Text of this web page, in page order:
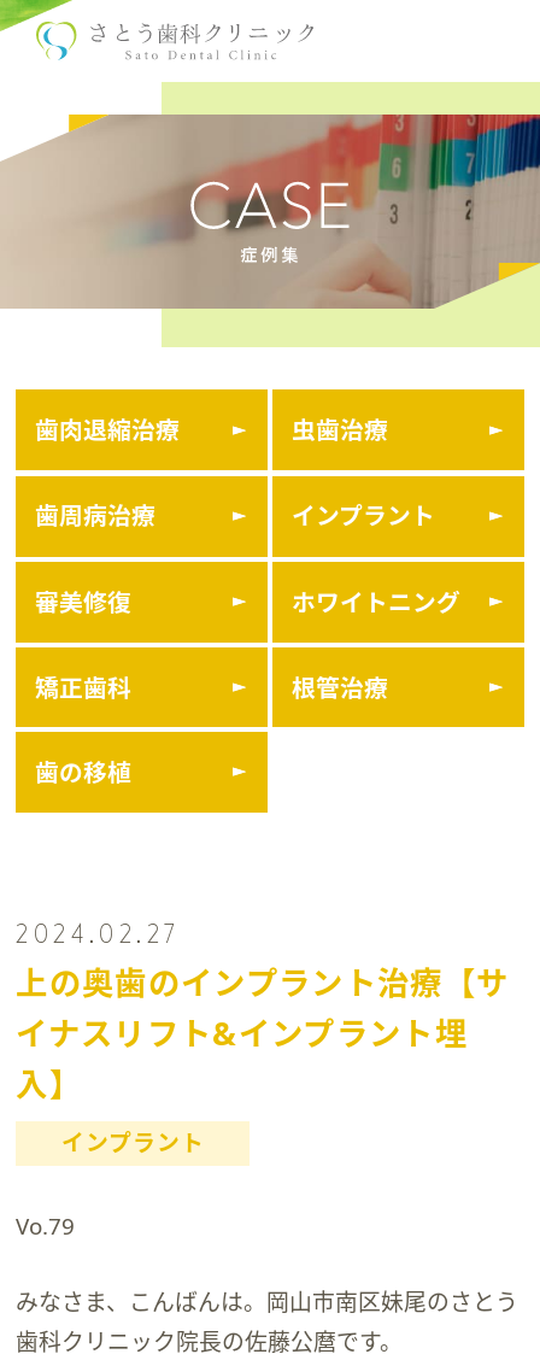
歯肉退縮治療 虫歯治療
歯周病治療 インプラント
審美修復 ホワイトニング
矯正歯科 根管治療
歯の移植
2024.02.27
上の奥歯のインプラント治療【サ
イナスリフト&インプラント埋
入】
インプラント
Vo.79
みなさま、こんばんは。岡山市南区妹尾のさとう
歯科クリニック院長の佐藤公麿です。